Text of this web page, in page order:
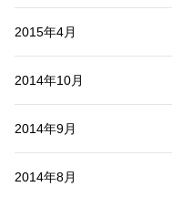
2015年4月
2014年10月
2014年9月
2014年8月